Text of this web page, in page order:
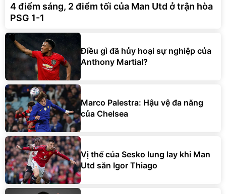
4 điểm sáng, 2 điểm tối của Man Utd ở trận hòa
PSG 1-1
Điều gì đã hủy hoại sự nghiệp của
Anthony Martial?
Marco Palestra: Hậu vệ đa năng
của Chelsea
Vị thế của Sesko lung lay khi Man
Utd săn Igor Thiago